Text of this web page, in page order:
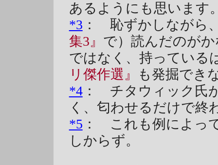
あるようにも思います
*3 ： 恥ずかしながら
集3』 で）読んだのが
ではなく、持っている
リ傑作選』
も発掘でき
*4： チタウィック氏
く、匂わせるだけで終
*5 ： これも例によっ
しからず。